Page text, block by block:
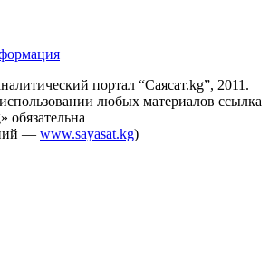
портал “Саясат.kg”, 2011.
любых материалов ссылка
обязательна
— www.sayasat.kg)